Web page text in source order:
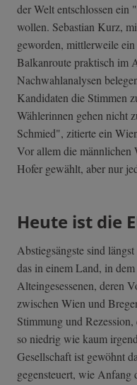
der Welt entschlossen ein
wollen. Sebastian Kurz,
geworden, mittlerweile
Balkanroute praktisch im
Nachwahlanalysen
Kandidaten die Stimmen
Wählerinnen gehen nicht
Schmied", zitierte ein
Vor allem die männlichen
Hofer gewählt, aber nur
Heute ist die
Abstiegsängste sind
das in einem Land, in
Alteingesessenen, deren
zwischen Wien und
Stimmung und
so niedrig wie kaum
Gesellschaft ist gewöhnt
gegensteuert, wie Anfang